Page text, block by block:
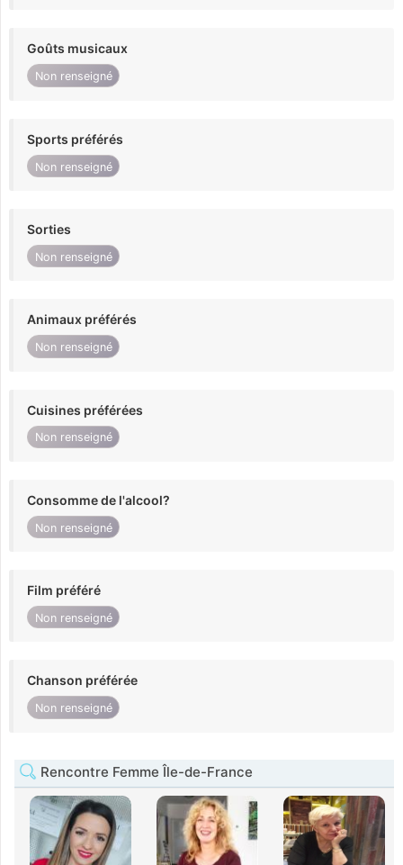
Goûts musicaux
Non renseigné
Sports préférés
Non renseigné
Sorties
Non renseigné
Animaux préférés
Non renseigné
Cuisines préférées
Non renseigné
Consomme de l'alcool?
Non renseigné
Film préféré
Non renseigné
Chanson préférée
Non renseigné
Rencontre Femme Île-de-France